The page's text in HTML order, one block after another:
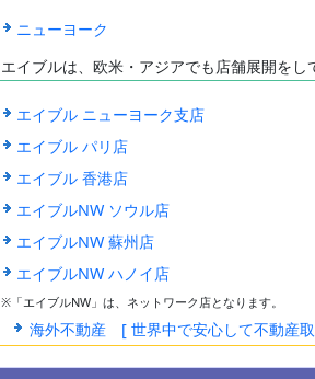
ニューヨーク
エイブルは、欧米・アジアでも店舗展開を
エイブル ニューヨーク支店
エイブル パリ店
エイブル 香港店
エイブルNW ソウル店
エイブルNW 蘇州店
エイブルNW ハノイ店
※「エイブルNW」は、ネットワーク店となります。
海外不動産 [ 世界中で安心して不動産